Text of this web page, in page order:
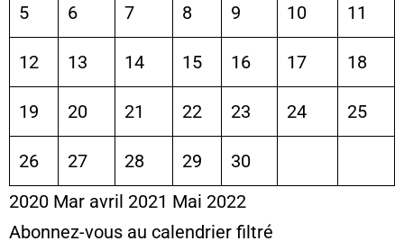
5 6 7 8 9 10 11
12 13 14 15 16 17 18
19 20 21 22 23 24 25
26 27 28 29
30
2020 Mar avril 2021 Mai 2022
Abonnez-vous au calendrier filtré